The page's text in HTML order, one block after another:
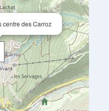
centre des Carroz